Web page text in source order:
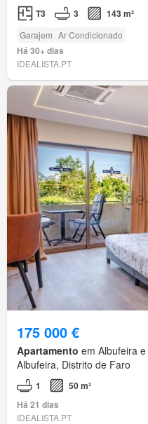
T3 3 143 m²
Garajem Ar Condicionado
Há 30+ dias
IDEALISTA.PT
175 000 €
Apartamento em Albufeira
Albufeira, Distrito de Faro
1
50 m²
Há 21 dias
IDEALISTA.PT